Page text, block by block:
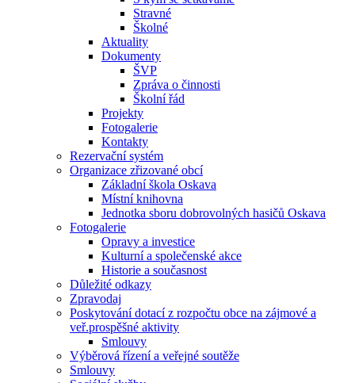
Stravné
Školné
Aktuality
Dokumenty
ŠVP
Zpráva o činnosti
Školní řád
Projekty
Fotogalerie
Kontakty
Rezervační systém
Organizace zřizované obcí
Základní škola Oskava
Místní knihovna
Jednotka sboru dobrovolných hasičů Oskava
Fotogalerie
Opravy a investice
Kulturní a společenské akce
Historie a současnost
Důležité odkazy
Zpravodaj
Poskytování dotací z rozpočtu obce na zájmové a
veř.prospěšné aktivity
Smlouvy
Výběrová řízení a veřejné soutěže
Smlouvy